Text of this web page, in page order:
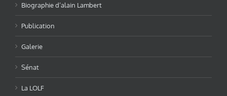
Biographie d’alain Lambert
Publication
Galerie
Sénat
La LOLF